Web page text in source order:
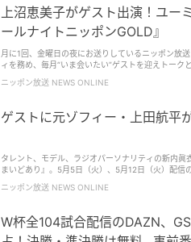
上沼恵美子がゲスト出演！ユ
ールナイトニッポンGOLD』
月に1回、金曜日の夜にお送りしているニッポン放
ィを務め、毎月“いま会いたい”ゲストを迎えトーク
ニッポン放送 NEWS ONLINE
ゲストに元ゾフィー・上田航平
タレント、モデル、ラジオパーソナリティの新内
まいどあり』。5月5日（火）、5月12日（火）配信
ニッポン放送 NEWS ONLINE
W杯全104試合配信のDAZN、